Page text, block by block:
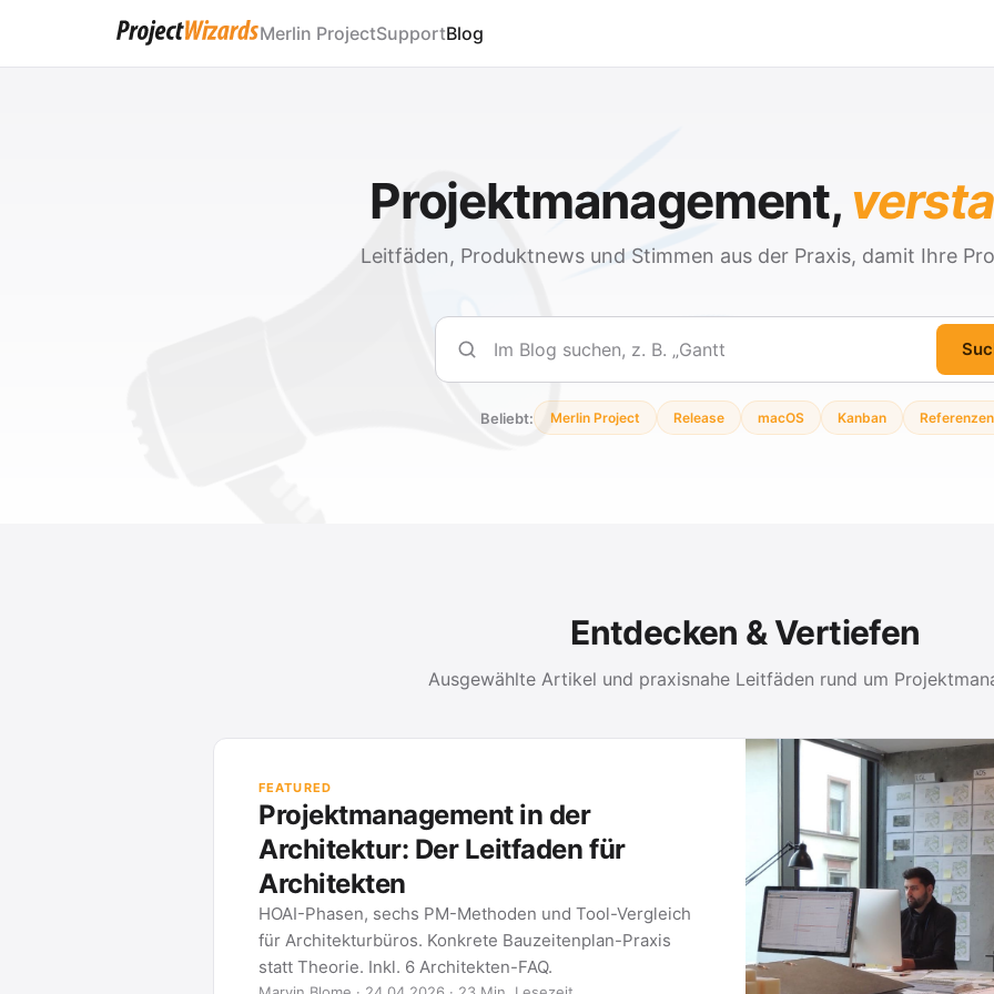
Merlin ProjectSupportBlog
Projektmanagement,
Leitfäden, Produktnews und Stimmen aus der Praxis, damit Ihre
Suchen
Beliebt: Merlin Project Release macOS Kanban Referenzen
Entdecken & Vertiefen
Ausgewählte Artikel und praxisnahe Leitfäden rund um
FEATURED
Projektmanagement in der
Architektur: Der Leitfaden für
Architekten
HOAI-Phasen, sechs PM-Methoden und Tool-Vergleich
für Architekturbüros. Konkrete Bauzeitenplan-Praxis
statt Theorie. Inkl. 6 Architekten-FAQ.